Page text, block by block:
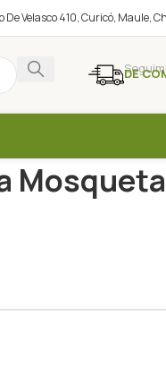
De Velasco 410, Curicó, Maule,
DE